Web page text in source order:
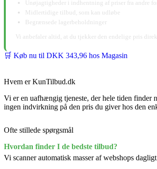
Unøjagtigheder i indhentning af priser fra andre
Midlertidige tilbud, som kan udløbe
Begrænsede lagerbeholdninger
Vi anbefaler altid, at du tjekker den endelige pris
🛒 Køb nu til DKK 343,96 hos Magasin
Hvem er KunTilbud.dk
Vi er en uafhængig tjeneste, der hele tiden finder
ingen indvirkning på den pris du giver hos den
Ofte stillede spørgsmål
Hvordan finder I de bedste tilbud?
Vi scanner automatisk masser af webshops